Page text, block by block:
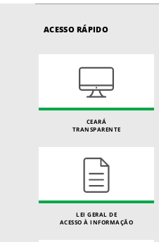
ACESSO RÁPIDO
CEARÁ
TRANSPARENTE
LEI GERAL DE
ACESSO À INFORMAÇÃO